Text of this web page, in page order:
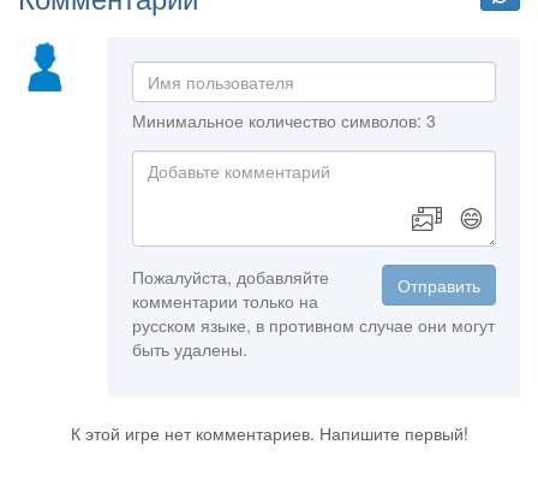
Минимальное количество символов: 3
😄
Отправить
Пожалуйста, добавляйте
комментарии только на
русском языке, в противном случае они могут
быть удалены.
К этой игре нет комментариев. Напишите первый!